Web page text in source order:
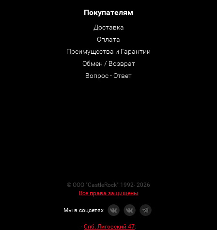
Покупателям
Доставка
Оплата
Преимущества и Гарантии
Обмен / Возврат
Вопрос - Ответ
© ООО "CastleRock" 1992- 2026
Все права защищены
Мы в соцсетях
- Спб. Лиговский 47: